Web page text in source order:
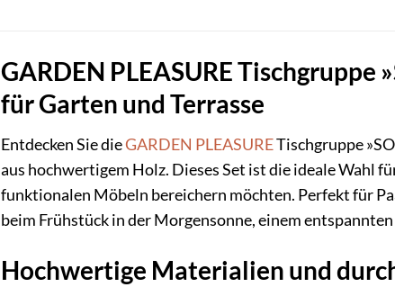
GARDEN PLEASURE
für Garten und Terrasse
Entdecken Sie dieGARDEN PLEASURETischgruppe
aus hochwertigem Holz. Dieses Set ist die ideale Wahl
funktionalen Möbeln bereichern möchten. Perfekt für
beim Frühstück in der Morgensonne, einem
Hochwertige Materialien und